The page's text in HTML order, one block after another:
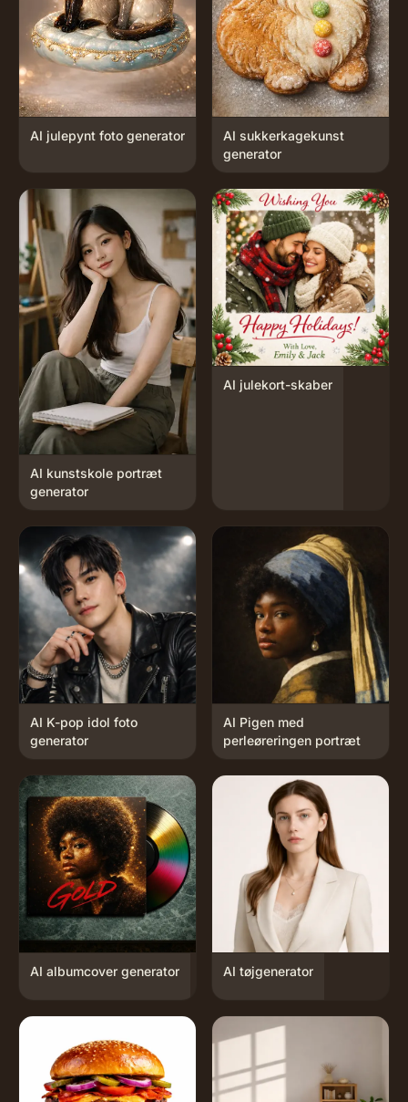
AI julepynt foto generator
AI sukkerkagekunst
generator
AI kunstskole portræt
generator
AI julekort-skaber
AI K-pop idol foto
generator
AI Pigen med
perleøreringen portræt
AI albumcover generator AI tøjgenerator